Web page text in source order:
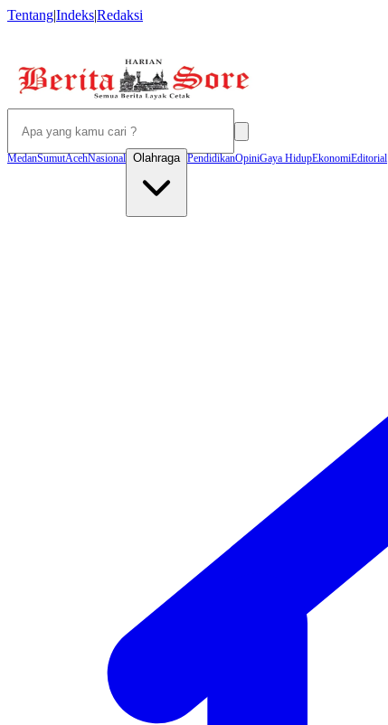
Tentang|Indeks|Redaksi
MedanSumutAcehNasional Olahraga PendidikanOpiniGaya HidupEkonomiEditorial